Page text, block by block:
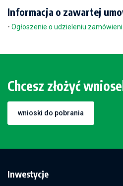
Informacja o zawartej
• Ogłoszenie o udzieleniu
Chcesz złożyć
wnioski do pobrania
Inwestycje